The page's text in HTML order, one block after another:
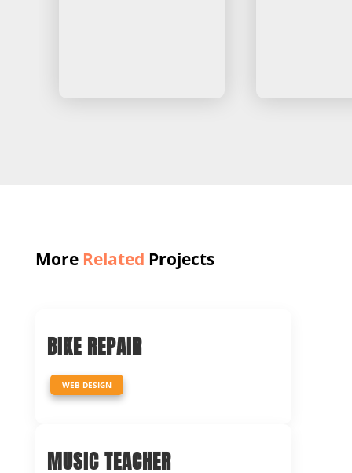
More Related Projects
BIKE REPAIR
WEB DESIGN
MUSIC TEACHER